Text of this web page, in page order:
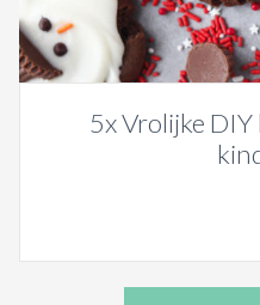
5x Vrolijke